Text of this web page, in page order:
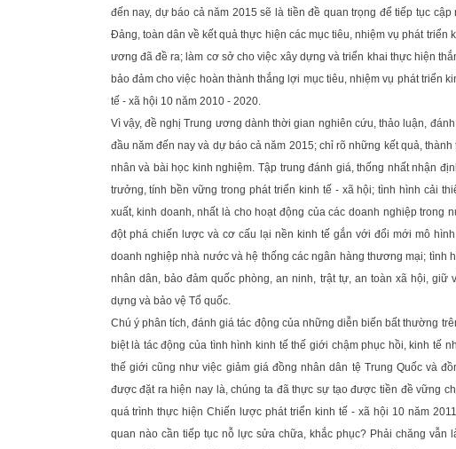
đến nay, dự báo cả năm 2015 sẽ là tiền đề quan trọng để tiếp tục
Đảng, toàn dân về kết quả thực hiện các mục tiêu, nhiệm vụ phát
ương đã đề ra; làm cơ sở cho việc xây dựng và triển khai thực hiện
bảo đảm cho việc hoàn thành thắng lợi mục tiêu, nhiệm vụ phát triển
tế - xã hội 10 năm 2010 - 2020.
Vì vậy, đề nghị Trung ương dành thời gian nghiên cứu, thảo luận,
đầu năm đến nay và dự báo cả năm 2015; chỉ rõ những kết quả,
nhân và bài học kinh nghiệm. Tập trung đánh giá, thống nhất nhận
trưởng, tính bền vững trong phát triển kinh tế - xã hội; tình hình cải
xuất, kinh doanh, nhất là cho hoạt động của các doanh nghiệp
đột phá chiến lược và cơ cấu lại nền kinh tế gắn với đổi mới mô
doanh nghiệp nhà nước và hệ thống các ngân hàng thương mại; tình
nhân dân, bảo đảm quốc phòng, an ninh, trật tự, an toàn xã hội,
dựng và bảo vệ Tổ quốc.
Chú ý phân tích, đánh giá tác động của những diễn biến bất thường
biệt là tác động của tình hình kinh tế thế giới chậm phục hồi, kinh tế
thế giới cũng như việc giảm giá đồng nhân dân tệ Trung Quốc và
được đặt ra hiện nay là, chúng ta đã thực sự tạo được tiền đề vững
quá trình thực hiện Chiến lược phát triển kinh tế - xã hội 10 năm
quan nào cần tiếp tục nỗ lực sửa chữa, khắc phục? Phải chăng